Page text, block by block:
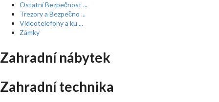
Ostatní Bezpečnost ...
Trezory a Bezpečno ...
Videotelefony a ku ...
Zámky
Zahradní nábytek
Zahradní technika